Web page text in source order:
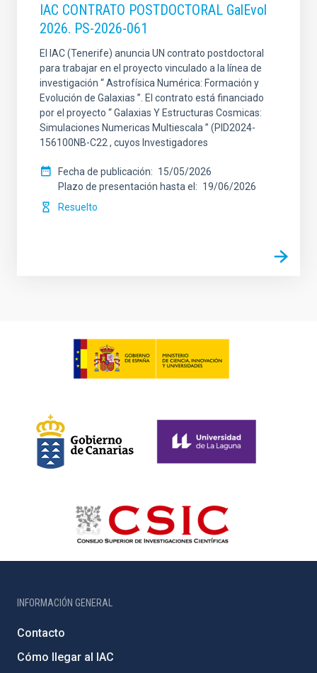
IAC CONTRATO POSTDOCTORAL GalEvol
2026. PS-2026-061
El IAC (Tenerife) anuncia UN contrato postdoctoral
para trabajar en el proyecto vinculado a la línea de
investigación “ Astrofísica Numérica: Formación y
Evolución de Galaxias ”. El contrato está financiado
por el proyecto “ Galaxias Y Estructuras Cosmicas:
Simulaciones Numericas Multiescala ” (PID2024-
156100NB-C22 , cuyos Investigadores
Fecha de publicación
15/05/2026
Plazo de presentación hasta el
19/06/2026
Resuelto
INFORMACIÓN GENERAL
Contacto
Cómo llegar al IAC